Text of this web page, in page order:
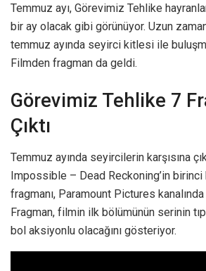
Temmuz ayı, Görevimiz Tehlike
bir ay olacak gibi görünüyor. Uzun
temmuz ayında seyirci kitlesi ile
Filmden fragman da geldi.
Görevimiz Tehlike 7
Çıktı
Temmuz ayında seyircilerin karşısına
Impossible – Dead Reckoning’in birinci
fragmanı, Paramount Pictures kanalında
Fragman, filmin ilk bölümünün serinin
bol aksiyonlu olacağını gösteriyor.